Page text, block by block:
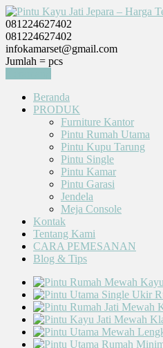
081224627402
081224627402
infokamarset@gmail.com
Jumlah = pcs
Beranda
PRODUK
Furniture Kantor
Pintu Rumah Utama
Pintu Kupu Tarung
Pintu Single
Pintu Kamar
Pintu Garasi
Jendela
Meja Console
Kontak
Tentang Kami
CARA PEMESANAN
Blog & Tips